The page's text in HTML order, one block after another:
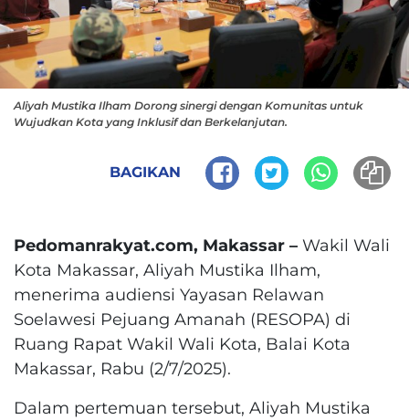
Aliyah Mustika Ilham Dorong sinergi dengan Komunitas untuk
Wujudkan Kota yang Inklusif dan Berkelanjutan.
BAGIKAN
Pedomanrakyat.com, Makassar – Wakil Wali
Kota Makassar, Aliyah Mustika Ilham,
menerima audiensi Yayasan Relawan
Soelawesi Pejuang Amanah (RESOPA) di
Ruang Rapat Wakil Wali Kota, Balai Kota
Makassar, Rabu (2/7/2025).
Dalam pertemuan tersebut, Aliyah Mustika